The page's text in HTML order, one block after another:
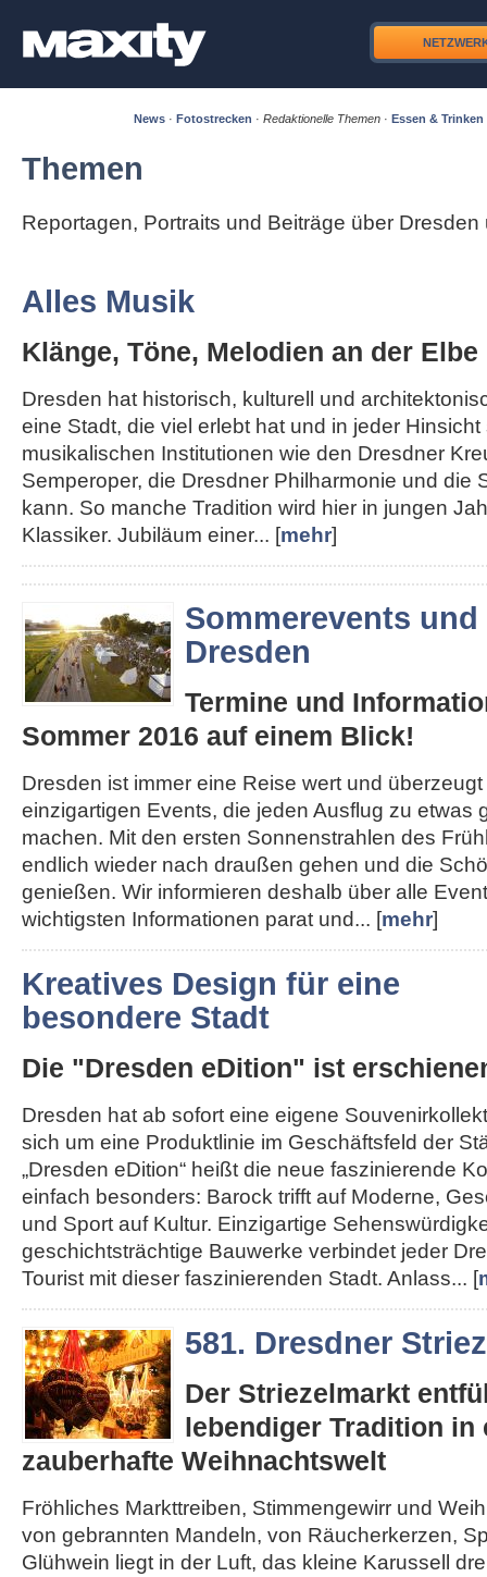
News · Fotostrecken · Redaktionelle Themen · Essen & Trinken
Themen
Reportagen, Portraits und Beiträge über
Alles Musik
Klänge, Töne, Melodien an der Elbe
Dresden hat historisch, kulturell und
eine Stadt, die viel erlebt hat und in jeder
musikalischen Institutionen wie den Dresdner
Semperoper, die Dresdner Philharmonie und die
kann. So manche Tradition wird hier in jungen
Klassiker. Jubiläum einer... [mehr]
Sommerevents
Dresden
Termine und
Sommer 2016 auf einem Blick!
Dresden ist immer eine Reise wert und
einzigartigen Events, die jeden Ausflug zu etwas
machen. Mit den ersten Sonnenstrahlen des
endlich wieder nach draußen gehen und die
genießen. Wir informieren deshalb über alle
wichtigsten Informationen parat und... [mehr]
Kreatives Design für eine
besondere Stadt
Die "Dresden eDition" ist
Dresden hat ab sofort eine eigene
sich um eine Produktlinie im Geschäftsfeld der
„Dresden eDition“ heißt die neue faszinierende
einfach besonders: Barock trifft auf Moderne,
und Sport auf Kultur. Einzigartige
geschichtsträchtige Bauwerke verbindet jeder
Tourist mit dieser faszinierenden Stadt. Anlass... [
581. Dresdner
Der Striezelmarkt
lebendiger Tradition in
zauberhafte Weihnachtswelt
Fröhliches Markttreiben, Stimmengewirr und
von gebrannten Mandeln, von Räucherkerzen,
Glühwein liegt in der Luft, das kleine Karussell